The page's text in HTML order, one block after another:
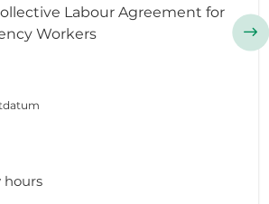
Labour Agreement for
Workers